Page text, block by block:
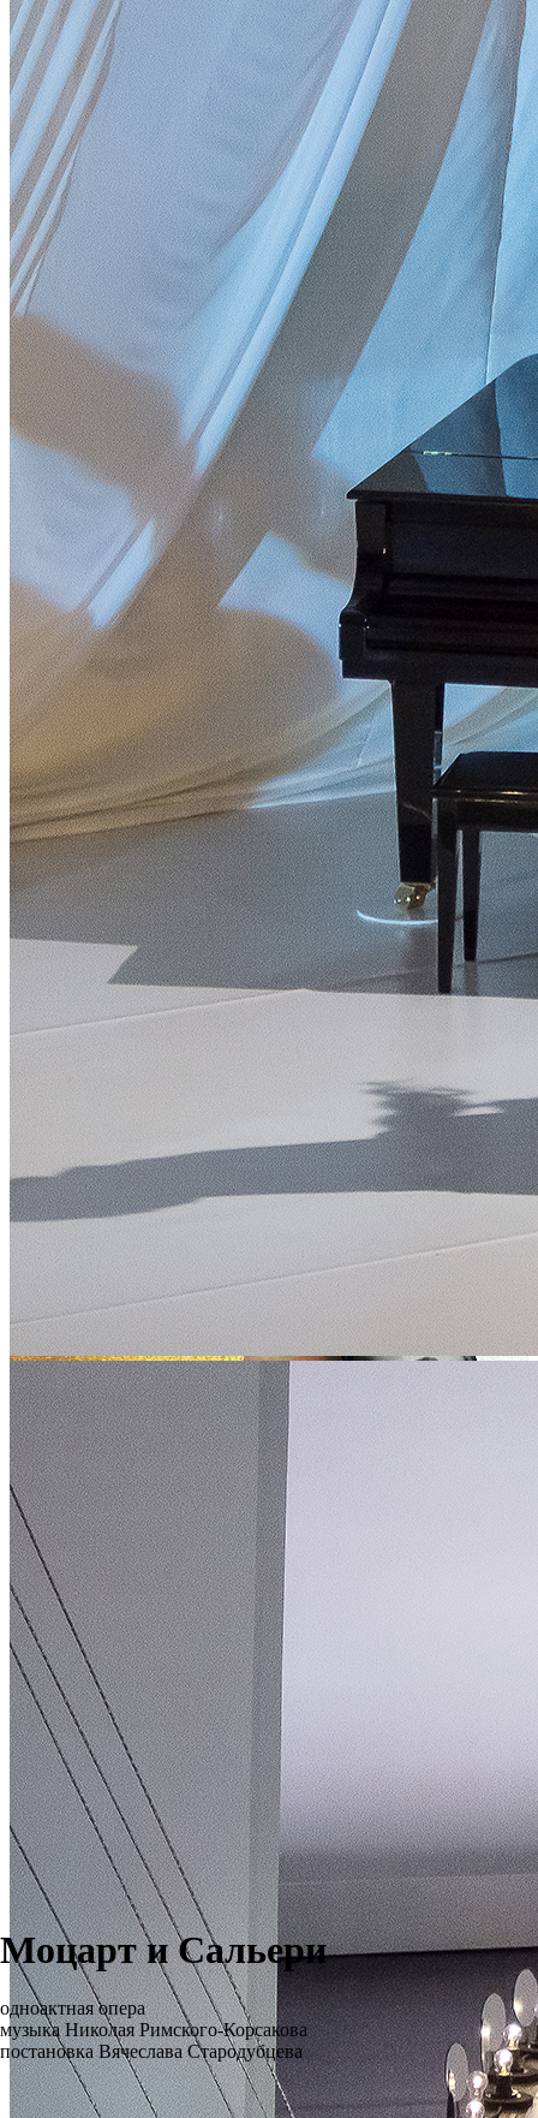
Моцарт и Сальери
одноактная опера
музыка Николая Римского-Корсакова
постановка Вячеслава Стародубцева